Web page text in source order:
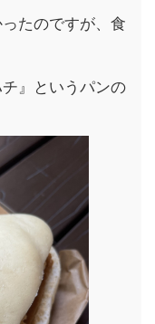
たのですが、食
』というパンの